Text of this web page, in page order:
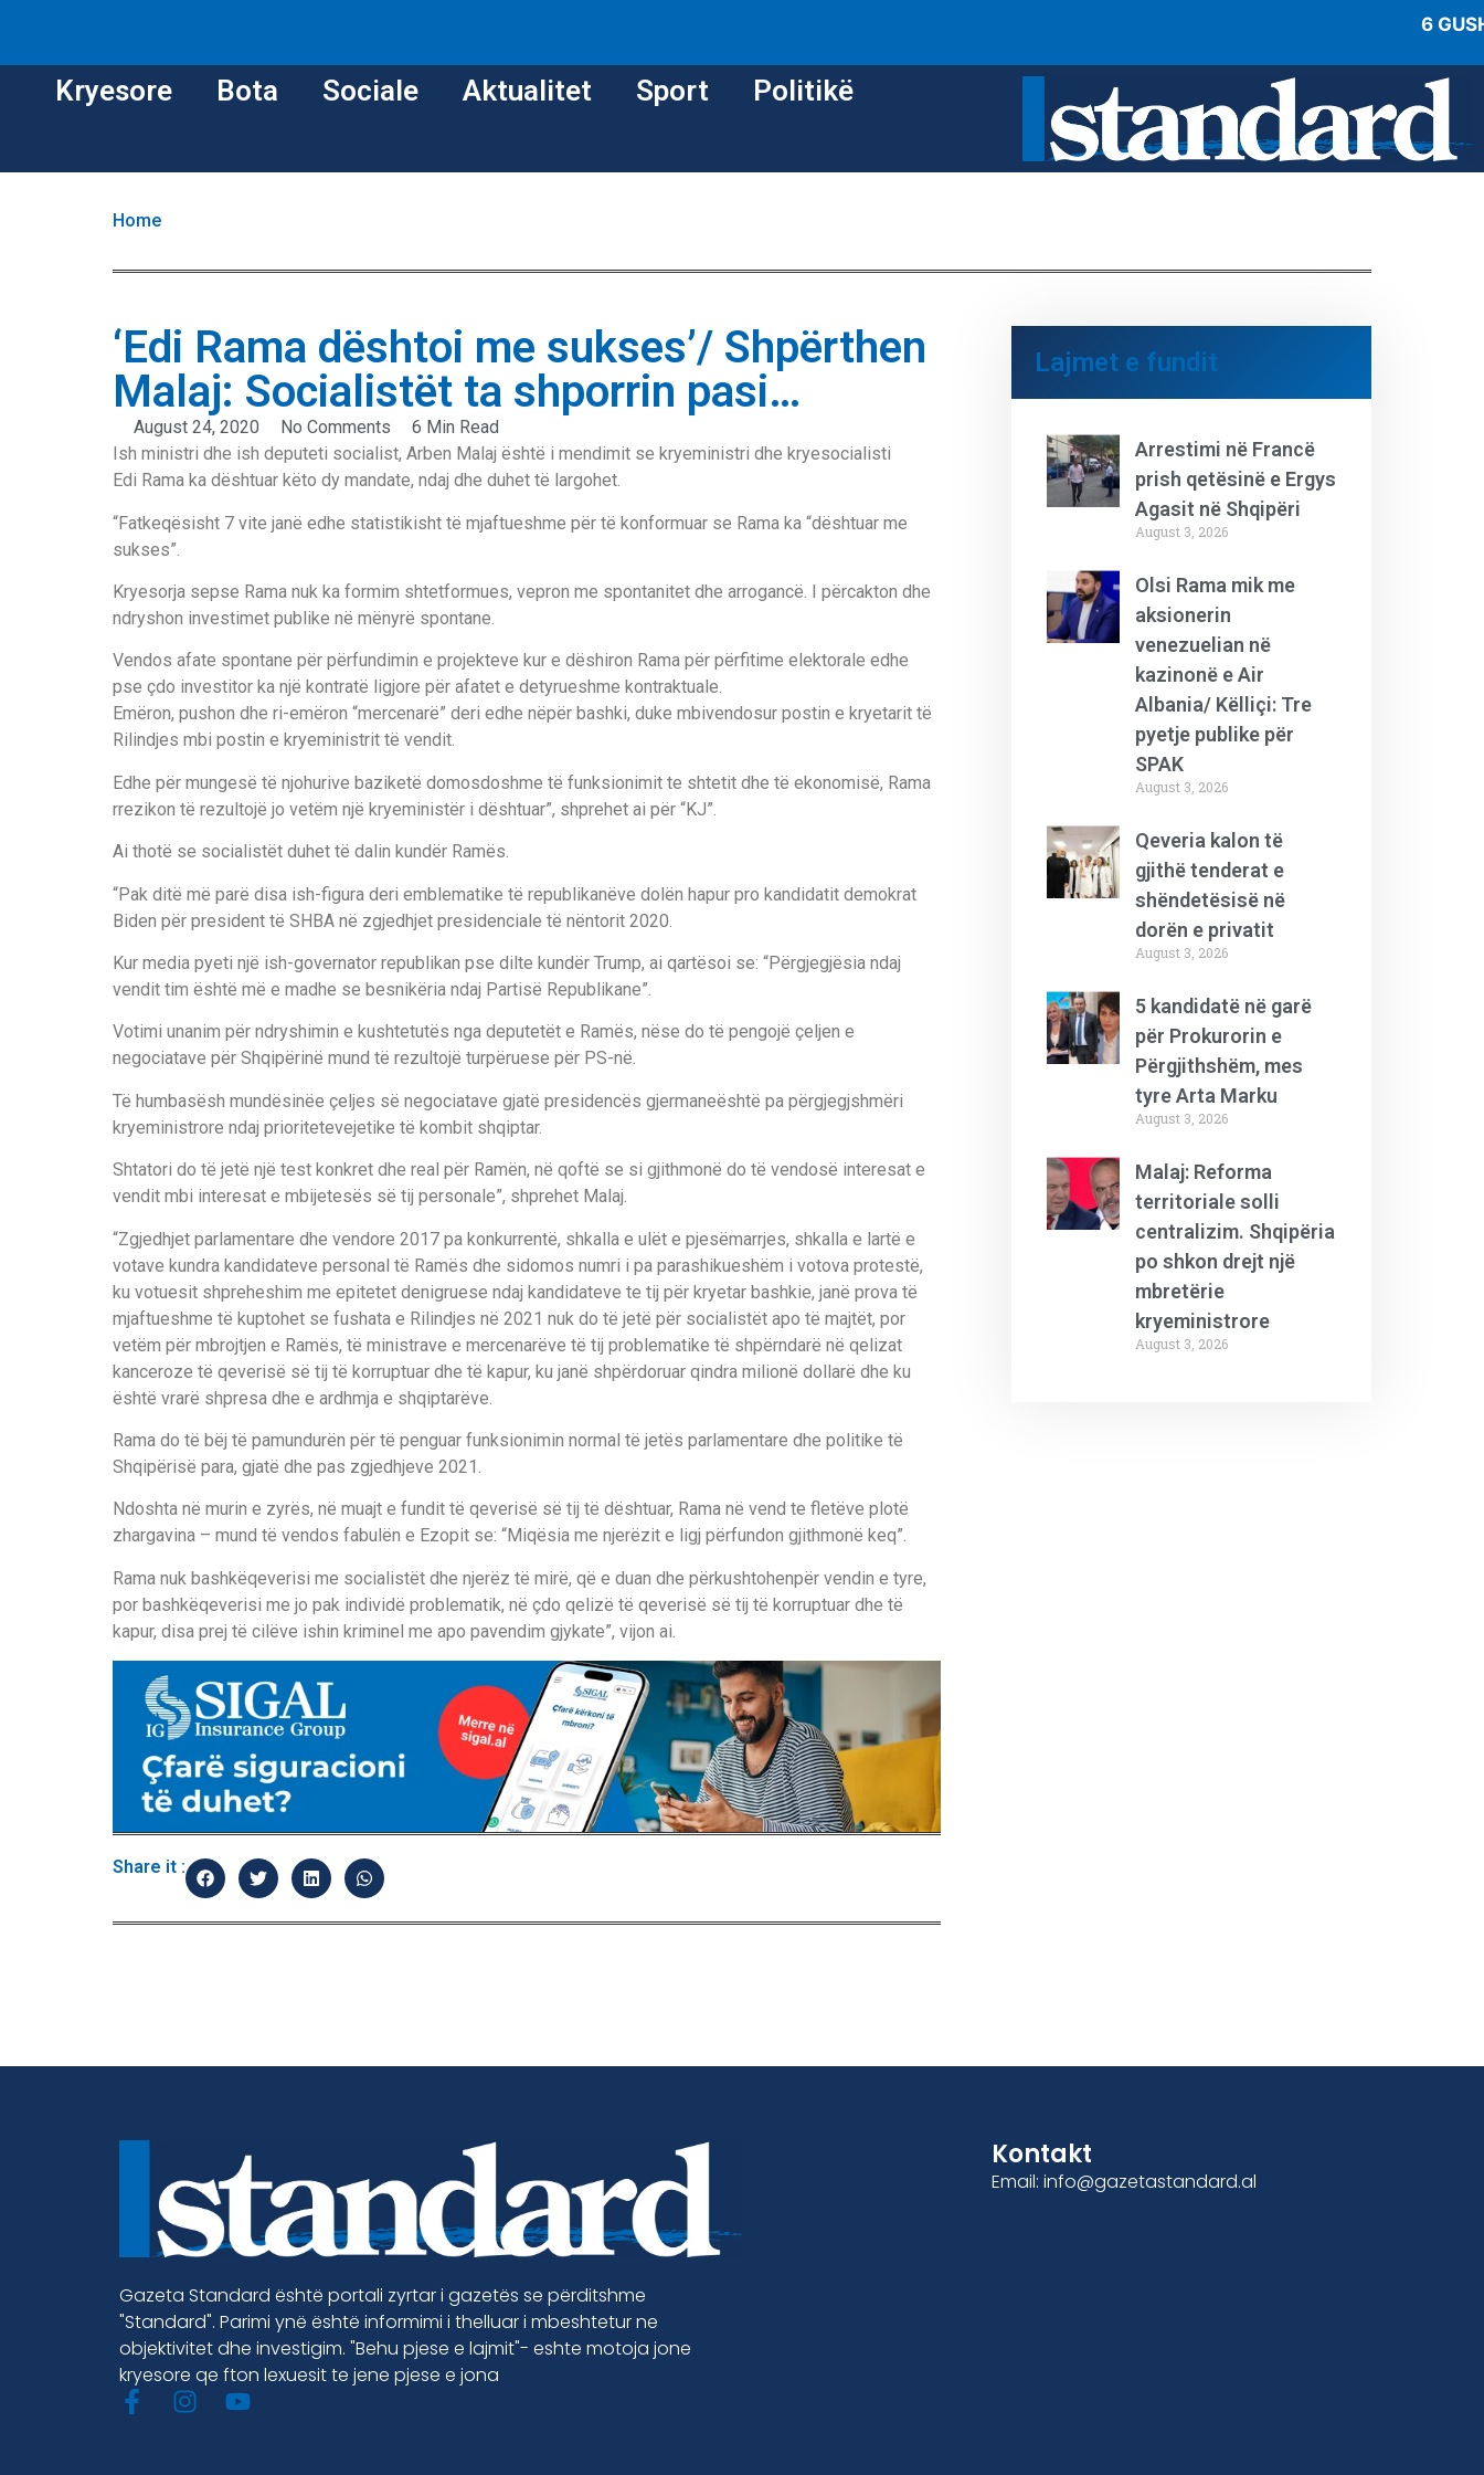
6
Kryesore Bota Sociale Aktualitet Sport Politikë
Home
‘Edi Rama dështoi me sukses’/ Shpërthen
Malaj: Socialistët ta shporrin pasi…
August 24, 2020 No Comments
6 Min Read
Ish ministri dhe ish deputeti socialist, Arben Malaj është i mendimit se kryeministri dhe kryesocialisti
Edi Rama ka dështuar këto dy mandate, ndaj dhe duhet të largohet.
“Fatkeqësisht 7 vite janë edhe statistikisht të mjaftueshme për të konformuar se Rama ka “dështuar me
sukses”.
Kryesorja sepse Rama nuk ka formim shtetformues, vepron me spontanitet dhe arrogancë. I përcakton dhe
ndryshon investimet publike në mënyrë spontane.
Vendos afate spontane për përfundimin e projekteve kur e dëshiron Rama për përfitime elektorale edhe
pse çdo investitor ka një kontratë ligjore për afatet e detyrueshme kontraktuale.
Emëron, pushon dhe ri-emëron “mercenarë” deri edhe nëpër bashki, duke mbivendosur postin e kryetarit të
Rilindjes mbi postin e kryeministrit të vendit.
Edhe për mungesë të njohurive baziketë domosdoshme të funksionimit te shtetit dhe të ekonomisë, Rama
rrezikon të rezultojë jo vetëm një kryeministër i dështuar”, shprehet ai për “KJ”.
Ai thotë se socialistët duhet të dalin kundër Ramës.
“Pak ditë më parë disa ish-figura deri emblematike të republikanëve dolën hapur pro kandidatit demokrat
Biden për president të SHBA në zgjedhjet presidenciale të nëntorit 2020.
Kur media pyeti një ish-governator republikan pse dilte kundër Trump, ai qartësoi se: “Përgjegjësia ndaj
vendit tim është më e madhe se besnikëria ndaj Partisë Republikane”.
Votimi unanim për ndryshimin e kushtetutës nga deputetët e Ramës, nëse do të pengojë çeljen e
negociatave për Shqipërinë mund të rezultojë turpëruese për PS-në.
Të humbasësh mundësinëe çeljes së negociatave gjatë presidencës gjermaneështë pa përgjegjshmëri
kryeministrore ndaj prioritetevejetike të kombit shqiptar.
Shtatori do të jetë një test konkret dhe real për Ramën, në qoftë se si gjithmonë do të vendosë interesat e
vendit mbi interesat e mbijetesës së tij personale”, shprehet Malaj.
“Zgjedhjet parlamentare dhe vendore 2017 pa konkurrentë, shkalla e ulët e pjesëmarrjes, shkalla e lartë e
votave kundra kandidateve personal të Ramës dhe sidomos numri i pa parashikueshëm i votova protestë,
ku votuesit shpreheshim me epitetet denigruese ndaj kandidateve te tij për kryetar bashkie, janë prova të
mjaftueshme të kuptohet se fushata e Rilindjes në 2021 nuk do të jetë për socialistët apo të majtët, por
vetëm për mbrojtjen e Ramës, të ministrave e mercenarëve të tij problematike të shpërndarë në qelizat
kanceroze të qeverisë së tij të korruptuar dhe të kapur, ku janë shpërdoruar qindra milionë dollarë dhe ku
është vrarë shpresa dhe e ardhmja e shqiptarëve.
Rama do të bëj të pamundurën për të penguar funksionimin normal të jetës parlamentare dhe politike të
Shqipërisë para, gjatë dhe pas zgjedhjeve 2021.
Ndoshta në murin e zyrës, në muajt e fundit të qeverisë së tij të dështuar, Rama në vend te fletëve plotë
zhargavina – mund të vendos fabulën e Ezopit se: “Miqësia me njerëzit e ligj përfundon gjithmonë keq”.
Rama nuk bashkëqeverisi me socialistët dhe njerëz të mirë, që e duan dhe përkushtohenpër vendin e tyre,
por bashkëqeverisi me jo pak individë problematik, në çdo qelizë të qeverisë së tij të korruptuar dhe të
kapur, disa prej të cilëve ishin kriminel me apo pavendim gjykate”, vijon ai.
Share it :
Lajmet e fundit
Arrestimi në Francë
prish qetësinë e Ergys
Agasit në Shqipëri
August 3, 2026
Olsi Rama mik me
aksionerin
venezuelian në
kazinonë e Air
Albania/ Këlliçi: Tre
pyetje publike për
SPAK
August 3, 2026
Qeveria kalon të
gjithë tenderat e
shëndetësisë në
dorën e privatit
August 3, 2026
5 kandidatë në garë
për Prokurorin e
Përgjithshëm, mes
tyre Arta Marku
August 3, 2026
Malaj: Reforma
territoriale solli
centralizim. Shqipëria
po shkon drejt një
mbretërie
kryeministrore
August 3, 2026
Gazeta Standard është portali zyrtar i gazetës se përditshme
"Standard". Parimi ynë është informimi i thelluar i mbeshtetur ne
objektivitet dhe investigim. "Behu pjese e lajmit"- eshte motoja jone
kryesore qe fton lexuesit te jene pjese e jona
Kontakt
Email: info@gazetastandard.al